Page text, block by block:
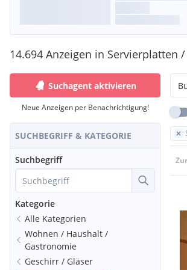
14.694 Anzeigen in Servierplatten
Suchagent aktivieren
Neue Anzeigen per Benachrichtigung!
SUCHBEGRIFF & KATEGORIE
Suchbegriff
Kategorie
Alle Kategorien
Wohnen / Haushalt /
Gastronomie
Geschirr / Gläser